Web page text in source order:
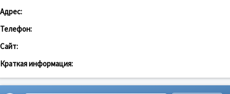
Адрес:
Телефон:
Сайт:
Краткая информация: